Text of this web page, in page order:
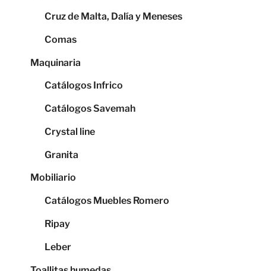
Cruz de Malta, Dalía y Meneses
Comas
Maquinaria
Catálogos Infrico
Catálogos Savemah
Crystal line
Granita
Mobiliario
Catálogos Muebles Romero
Ripay
Leber